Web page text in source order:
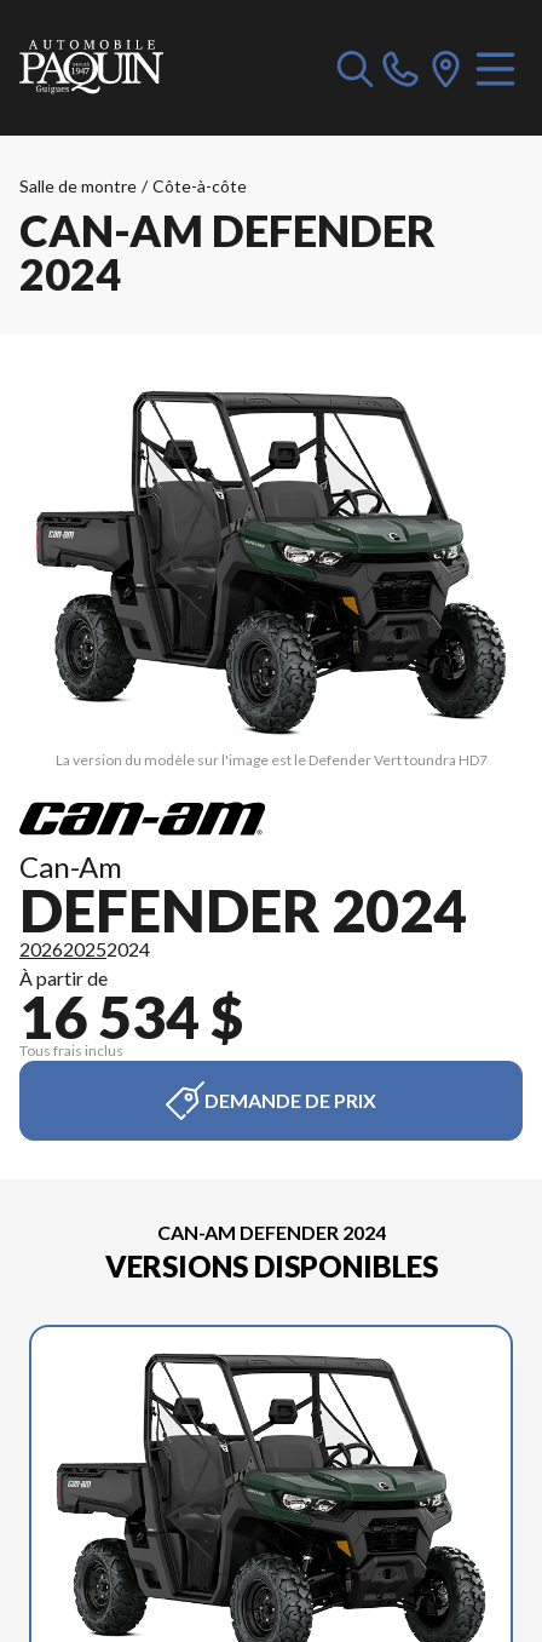
Salle de montre / Côte-à-côte
CAN-AM DEFENDER
2024
La version du modèle sur l'image est le Defender Vert toundra HD7
Can-Am
DEFENDER 2024
202620252024
À partir de
16 534 $
Tous frais inclus
DEMANDE DE PRIX
CAN-AM DEFENDER 2024
VERSIONS DISPONIBLES